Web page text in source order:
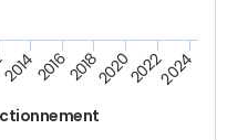
201420162018202020222024